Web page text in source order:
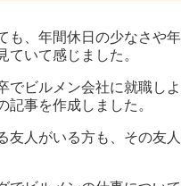
、年間休日の少なさや
いて感じました。
でビルメン会社に就職し
事を作成しました。
友人がいる方も、その友